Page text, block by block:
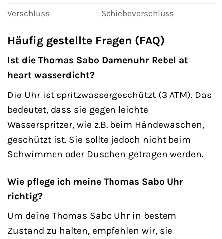
Verschluss
Schiebeverschluss
Häufig gestellte Fragen (FAQ)
Ist die Thomas Sabo Damenuhr Rebel at
heart wasserdicht?
Die Uhr ist spritzwassergeschützt (3 ATM). Das
bedeutet, dass sie gegen leichte
Wasserspritzer, wie z.B. beim Händewaschen,
geschützt ist. Sie sollte jedoch nicht beim
Schwimmen oder Duschen getragen werden.
Wie pflege ich meine Thomas Sabo Uhr
richtig?
Um deine Thomas Sabo Uhr in bestem
Zustand zu halten, empfehlen wir, sie